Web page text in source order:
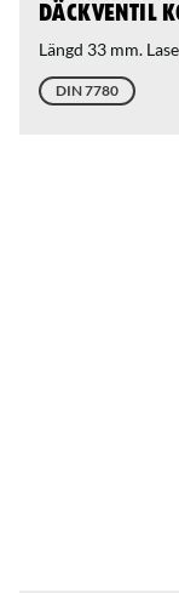
Däckventil
Längd 33 mm.
DIN 7780